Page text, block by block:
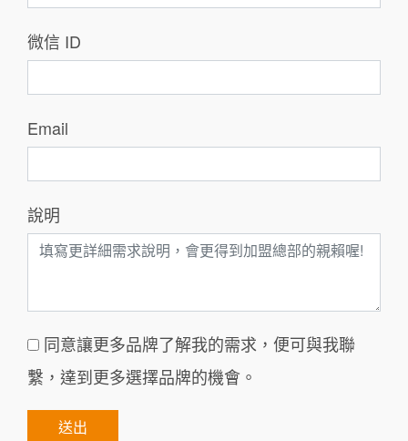
微信 ID
Email
說明
同意讓更多品牌了解我的需求，便可與我聯
繫，達到更多選擇品牌的機會。